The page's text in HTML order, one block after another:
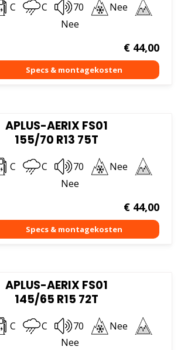
C C 70
Nee
Nee
€44,00
APLUS-AERIX FS01
155/70 R13 75T
C C 70
Nee
Nee
€44,00
APLUS-AERIX FS01
145/65 R15 72T
C C 70
Nee
Nee